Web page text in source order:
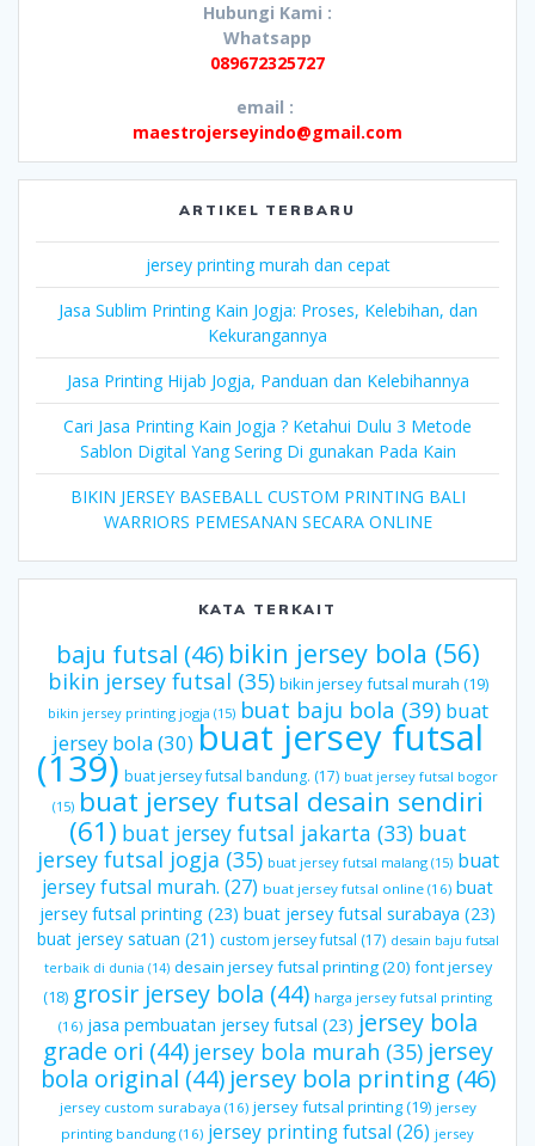
Hubungi Kami :
Whatsapp
089672325727
email :
maestrojerseyindo@gmail.com
ARTIKEL TERBARU
jersey printing murah dan cepat
Jasa Sublim Printing Kain Jogja: Proses, Kelebihan, dan
Kekurangannya
Jasa Printing Hijab Jogja, Panduan dan Kelebihannya
Cari Jasa Printing Kain Jogja ? Ketahui Dulu 3 Metode
Sablon Digital Yang Sering Di gunakan Pada Kain
BIKIN JERSEY BASEBALL CUSTOM PRINTING BALI
WARRIORS PEMESANAN SECARA ONLINE
KATA TERKAIT
baju futsal (46) bikin jersey bola (56)
bikin jersey futsal (35) bikin jersey futsal murah (19)
bikin jersey printing jogja (15) buat baju bola (39) buat
jersey bola(30)buat jersey futsal
(139) buat jersey futsal bandung. (17) buat jersey futsal bogor
(15) buat jersey futsal desain sendiri
(61) buat jersey futsal jakarta (33) buat
jersey futsal jogja (35) buat jersey futsal malang(15) buat
jersey futsal murah. (27) buat jersey futsal online(16) buat
jersey futsal printing (23) buat jersey futsal surabaya (23)
buat jersey satuan (21) custom jersey futsal (17) desain baju futsal
terbaik di dunia (14) desain jersey futsal printing(20) font jersey
(18) grosir jersey bola (44) harga jersey futsal printing
(16) jasa pembuatan jersey futsal (23) jersey bola
grade ori (44) jersey bola murah (35) jersey
bola original (44) jersey bola printing (46)
jersey custom surabaya (16) jersey futsal printing(19) jersey
printing bandung (16) jersey printing futsal (26) jersey